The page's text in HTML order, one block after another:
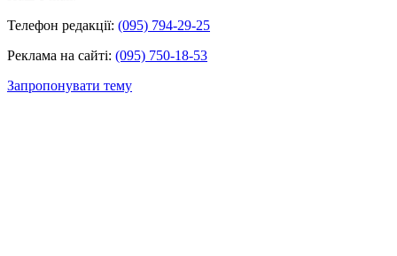
Телефон редакції: (095) 794-29-25
Реклама на сайті: (095) 750-18-53
Запропонувати тему